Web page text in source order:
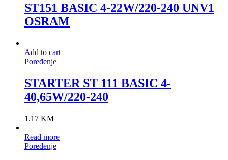
ST151 BASIC 4-22W/220-240 UNV1
OSRAM
Add to cart
Poređenje
STARTER ST 111 BASIC 4-
40,65W/220-240
1.17 KM
Read more
Poređenje